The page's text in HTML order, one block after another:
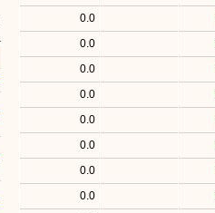
0.0
0.0
0.0
0.0
0.0
0.0
0.0
0.0